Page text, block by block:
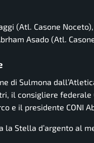
(Atl. Casone
Asado (Atl.
di Sulmona
il consigliere federale
e il presidente CONI
la Stella d’argento al